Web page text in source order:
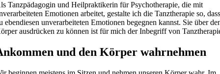
Tanzpädagogin und Heilpraktikerin für Psychotherapie, die mit
Emotionen arbeitet, gestalte ich die Tanztherapie so,
ebendiesen unverarbeiteten Emotionen begegnen kannst. Sie über
ausdrücken zu können ist für mich der Inbegriff von
und den Körper wahrnehmen